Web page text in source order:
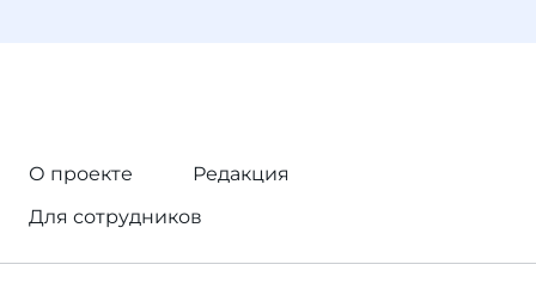
О проекте
Редакция
Для сотрудников